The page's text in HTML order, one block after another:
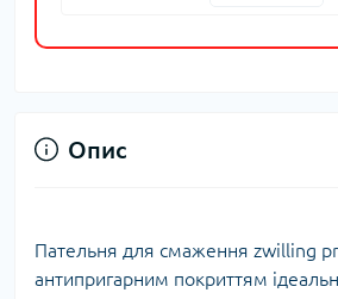
Опис
Пательня для смаження zwilling
антипригарним покриттям